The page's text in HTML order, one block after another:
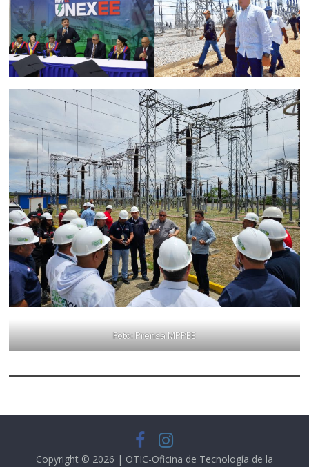
Foto: Prensa MPPEE
Copyright © 2026 | OTIC-Oficina de Tecnología de la